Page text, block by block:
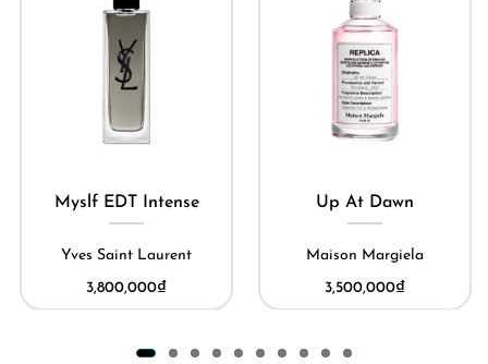
Myslf EDT Intense
Yves Saint Laurent
3,800,000₫
Up At Dawn
Maison Margiela
3,500,000₫